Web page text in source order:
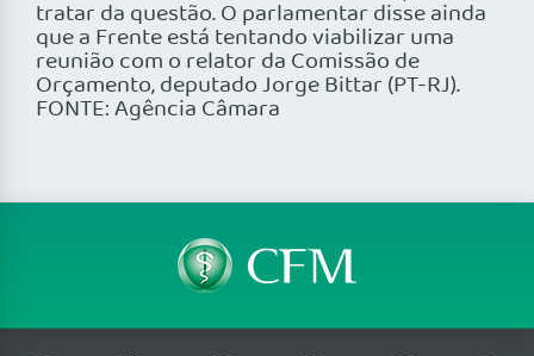
tratar da questão. O parlamentar disse ainda
que a Frente está tentando viabilizar uma
reunião com o relator da Comissão de
Orçamento, deputado Jorge Bittar (PT-RJ).
FONTE: Agência Câmara